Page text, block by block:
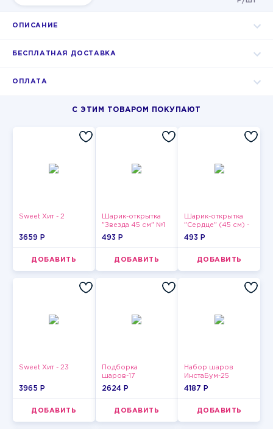
ОПИСАНИЕ
БЕСПЛАТНАЯ ДОСТАВКА
ОПЛАТА
С ЭТИМ ТОВАРОМ ПОКУПАЮТ
Sweet Хит - 2
3659 P
ДОБАВИТЬ
Шарик-открытка
"Звезда 45 см" №1
493 P
ДОБАВИТЬ
Шарик-открытка
"Сердце" (45 см) -
2
493 P
ДОБАВИТЬ
Sweet Хит - 23
3965 P
ДОБАВИТЬ
Подборка
шаров-17
2624 P
ДОБАВИТЬ
Набор шаров
ИнстаБум-25
4187 P
ДОБАВИТЬ